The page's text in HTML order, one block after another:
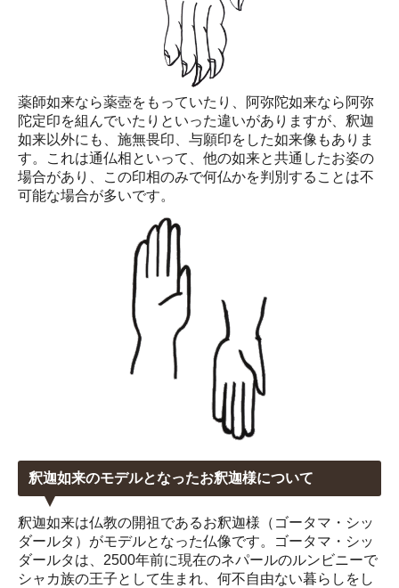
薬師如来なら薬壺をもっていたり、阿弥陀如来なら阿弥
陀定印を組んでいたりといった違いがありますが、釈迦
如来以外にも、施無畏印、与願印をした如来像もありま
す。これは通仏相といって、他の如来と共通したお姿の
場合があり、この印相のみで何仏かを判別することは不
可能な場合が多いです。
釈迦如来のモデルとなったお釈迦様について
釈迦如来は仏教の開祖であるお釈迦様（ゴータマ・シッ
ダールタ）がモデルとなった仏像です。ゴータマ・シッ
ダールタは、2500年前に現在のネパールのルンビニーで
シャカ族の王子として生まれ、何不自由ない暮らしをし